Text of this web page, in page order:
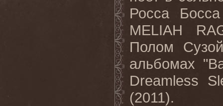
Росса
MELIAH
Полом
альбомах
Dreamless
(2011).